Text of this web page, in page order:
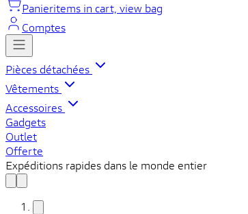
Panieritems in cart, view bag
Comptes
Pièces détachées
Vêtements
Accessoires
Gadgets
Outlet
Offerte
Expéditions rapides dans le monde entier